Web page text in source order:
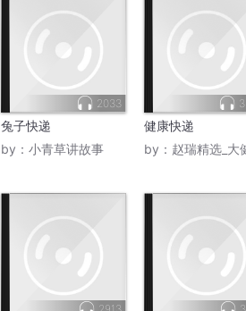
2033
兔子快递
by： 小青草讲故事
健康快递
by： 赵瑞精选_大